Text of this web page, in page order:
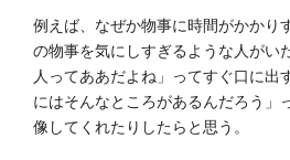
例えば、なぜか物事に時間がかかり
の物事を気にしすぎるような人がい
人ってああだよね」ってすぐ口に出
にはそんなところがあるんだろう」
像してくれたりしたらと思う。